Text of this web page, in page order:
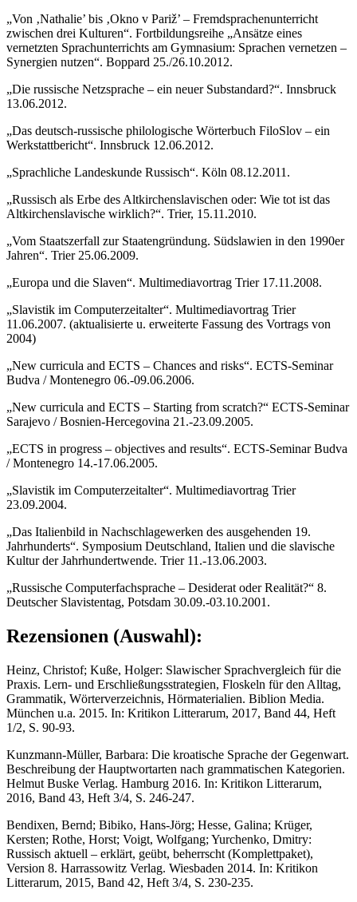
„Von ‚Nathalie’ bis ‚Okno v Pariž’ – Fremdsprachenunterricht
zwischen drei Kulturen“. Fortbildungsreihe „Ansätze eines
vernetzten Sprachunterrichts am Gymnasium: Sprachen vernetzen –
Synergien nutzen“. Boppard 25./26.10.2012.
„Die russische Netzsprache – ein neuer Substandard?“. Innsbruck
13.06.2012.
„Das deutsch-russische philologische Wörterbuch FiloSlov – ein
Werkstattbericht“. Innsbruck 12.06.2012.
„Sprachliche Landeskunde Russisch“. Köln 08.12.2011.
„Russisch als Erbe des Altkirchenslavischen oder: Wie tot ist das
Altkirchenslavische wirklich?“. Trier, 15.11.2010.
„Vom Staatszerfall zur Staatengründung. Südslawien in den 1990er
Jahren“. Trier 25.06.2009.
„Europa und die Slaven“. Multimediavortrag Trier 17.11.2008.
„Slavistik im Computerzeitalter“. Multimediavortrag Trier
11.06.2007. (aktualisierte u. erweiterte Fassung des Vortrags von
2004)
„New curricula and ECTS – Chances and risks“. ECTS-Seminar
Budva / Montenegro 06.-09.06.2006.
„New curricula and ECTS – Starting from scratch?“ ECTS-Seminar
Sarajevo / Bosnien-Hercegovina 21.-23.09.2005.
„ECTS in progress – objectives and results“. ECTS-Seminar Budva
/ Montenegro 14.-17.06.2005.
„Slavistik im Computerzeitalter“. Multimediavortrag Trier
23.09.2004.
„Das Italienbild in Nachschlagewerken des ausgehenden 19.
Jahrhunderts“. Symposium Deutsch­land, Italien und die slavische
Kultur der Jahrhundertwende. Trier 11.-13.06.2003.
„Russische Computerfachsprache – Desiderat oder Realität?“ 8.
Deutscher Slavistentag, Pots­dam 30.09.-03.10.2001.
Rezensionen (Auswahl):
Heinz, Christof; Kuße, Holger: Slawischer Sprachvergleich für die
Praxis. Lern- und Erschließungsstrategien, Floskeln für den Alltag,
Grammatik, Wörterverzeichnis, Hörmaterialien. Biblion Media.
München u.a. 2015. In: Kritikon Litterarum, 2017, Band 44, Heft
1/2, S. 90-93.
Kunzmann-Müller, Barbara: Die kroatische Sprache der Gegenwart.
Beschreibung der Hauptwortarten nach grammatischen Kategorien.
Helmut Buske Verlag. Hamburg 2016. In: Kritikon Litterarum,
2016, Band 43, Heft 3/4, S. 246-247.
Bendixen, Bernd; Bibiko, Hans-Jörg; Hesse, Galina; Krüger,
Kersten; Rothe, Horst; Voigt, Wolfgang; Yurchenko, Dmitry:
Russisch aktuell – erklärt, geübt, beherrscht (Komplettpaket),
Version 8. Harrassowitz Verlag. Wiesbaden 2014. In: Kritikon
Litterarum, 2015, Band 42, Heft 3/4, S. 230-235.